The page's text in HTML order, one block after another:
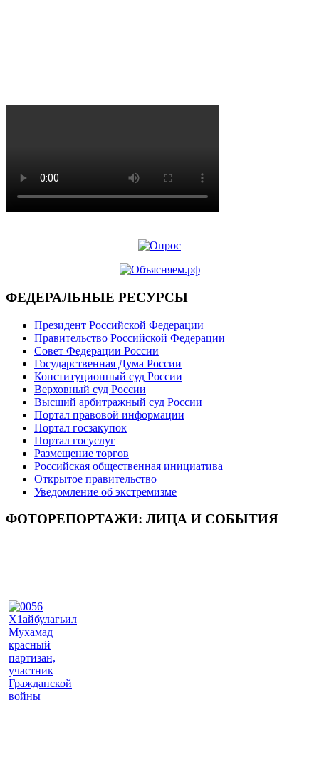
ФЕДЕРАЛЬНЫЕ РЕСУРСЫ
Президент Российской Федерации
Правительство Российской Федерации
Совет Федерации России
Государственная Дума России
Конституционный суд России
Верховный суд России
Высший арбитражный суд России
Портал правовой информации
Портал госзакупок
Портал госуслуг
Размещение торгов
Российская общественная инициатива
Открытое правительство
Уведомление об экстремизме
ФОТОРЕПОРТАЖИ: ЛИЦА И СОБЫТИЯ